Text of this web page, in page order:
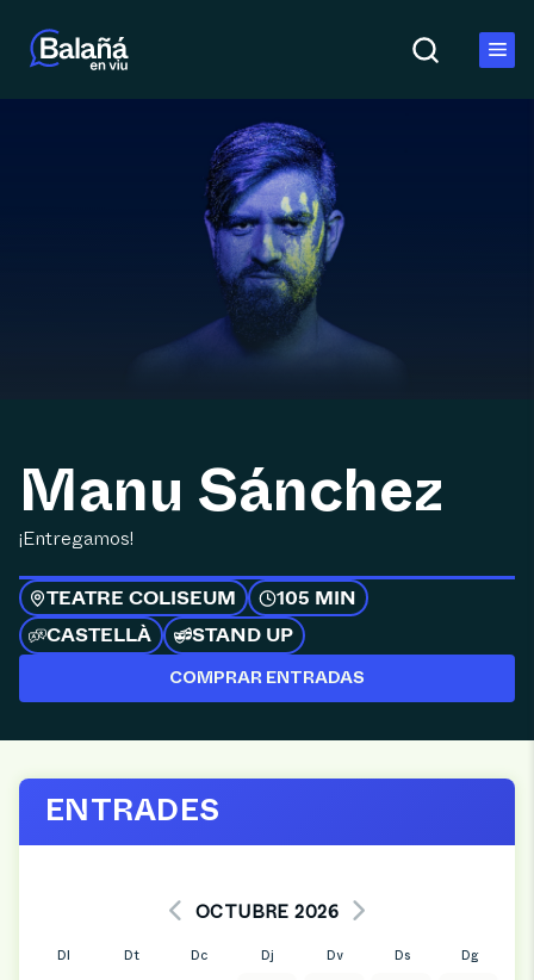
Manu Sánchez
¡Entregamos!
TEATRE COLISEUM
105 MIN
CASTELLÀ
STAND UP
COMPRAR ENTRADAS
ENTRADES
OCTUBRE 2026
Dl Dt Dc Dj Dv Ds Dg